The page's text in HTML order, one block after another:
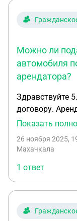
Можно ли
автомобиля
арендатора?
Здравствуйте
договору. Арендатель исчез вместе с авто. В
открытие
2 раза в
признания в
Подавать в
Спасибо
Показать
26 ноября 2025,
Махачкала
1 ответ